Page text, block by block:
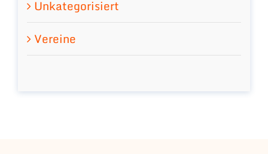
Unkategorisiert
Vereine